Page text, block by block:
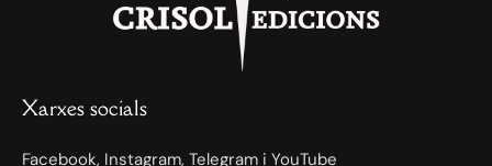
Xarxes socials
Facebook, Instagram, Telegram i YouTube